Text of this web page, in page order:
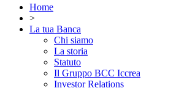
Home
>
La tua Banca
Chi siamo
La storia
Statuto
Il Gruppo BCC Iccrea
Investor Relations